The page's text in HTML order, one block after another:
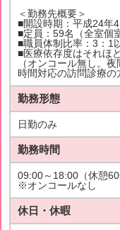
＜勤務先概要＞
■開設時期：平成24年
■定員：59名（全室個
■職員体制比率：3：1
■医療依存度はそれほ
（オンコール無し。
時間対応の訪問診療の
勤務形態
日勤のみ
勤務時間
09:00～18:00（休憩60
※オンコールなし
休日・休暇